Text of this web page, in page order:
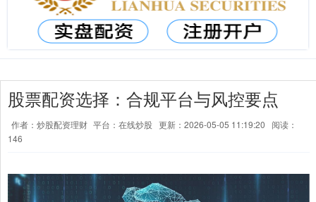
股票配资选择：合规平台与风控要点
作者：炒股配资理财 平台：在线炒股 更新：2026-05-05 11:19:20
阅读：
146